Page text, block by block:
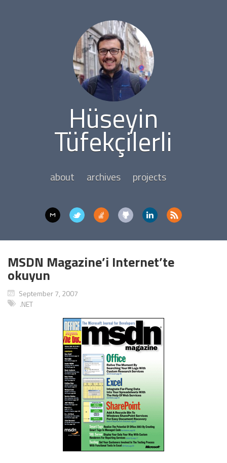
Hüseyin
Tüfekçilerli
about archives projects
MSDN Magazine’i Internet’te
okuyun
September 7, 2007
.NET